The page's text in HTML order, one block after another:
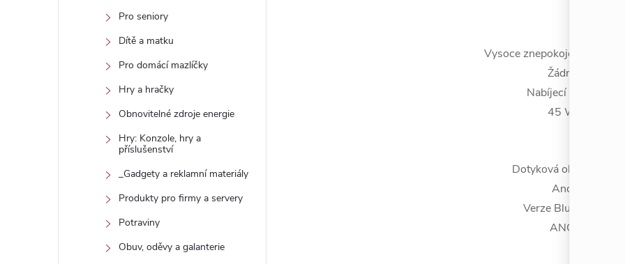
Pro seniory
Dítě a matku
Pro domácí mazlíčky
Hry a hračky
Obnovitelné zdroje energie
Hry: Konzole, hry a
příslušenství
_Gadgety a reklamní materiály
Produkty pro firmy a servery
Potraviny
Obuv, oděvy a galanterie
Vysoce znepokojená
Žádný
Nabíjecí výkon
45 W
Dotyková obrazovka
Ano
Verze Bluetooth
ANO